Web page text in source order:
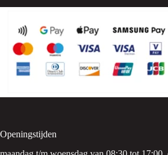
Openingstijden